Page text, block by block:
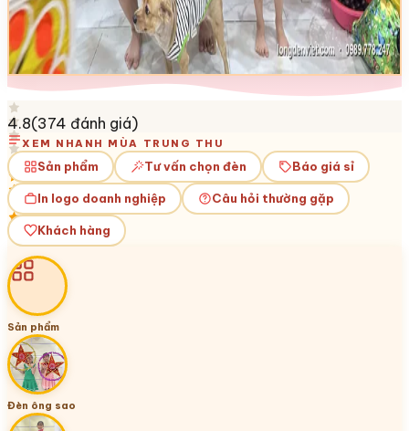
4.8(374 đánh giá)
XEM NHANH MÙA TRUNG THU
Sản phẩm Tư vấn chọn đèn Báo giá sỉ
In logo doanh nghiệp Câu hỏi thường gặp
Khách hàng
Sản phẩm
Đèn ông sao